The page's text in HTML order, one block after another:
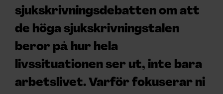
sjukskrivningsdebatten om att
de höga sjukskrivningstalen
beror på hur hela
livssituationen ser ut, inte bara
arbetslivet. Varför fokuserar ni